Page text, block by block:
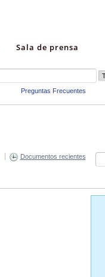
Sala de prensa
Preguntas Frecuentes
Documentos recientes